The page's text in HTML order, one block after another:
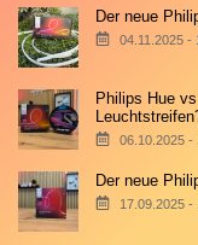
Der neue
04.11.2025 -
Philips Hue
06.10.2025 -
Der neue
17.09.2025 -